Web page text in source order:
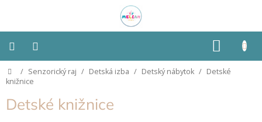
KOŠÍK
Montessori
Detská
izba
Domov
/ Senzorický raj / Detská izba / Detský nábytok / Detské
knižnice
Detské knižnice